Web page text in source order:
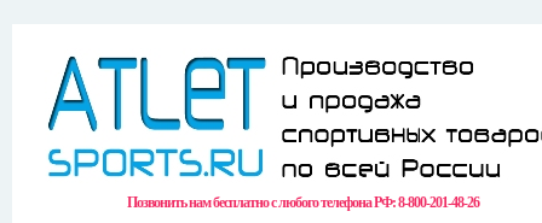
Позвонить нам бесплатно с любого телефона РФ:8-800-201-48-26